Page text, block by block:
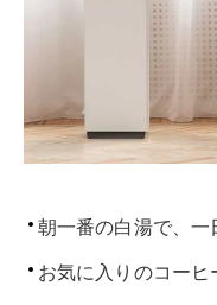
朝一番の白湯で、一
お気に入りのコーヒ